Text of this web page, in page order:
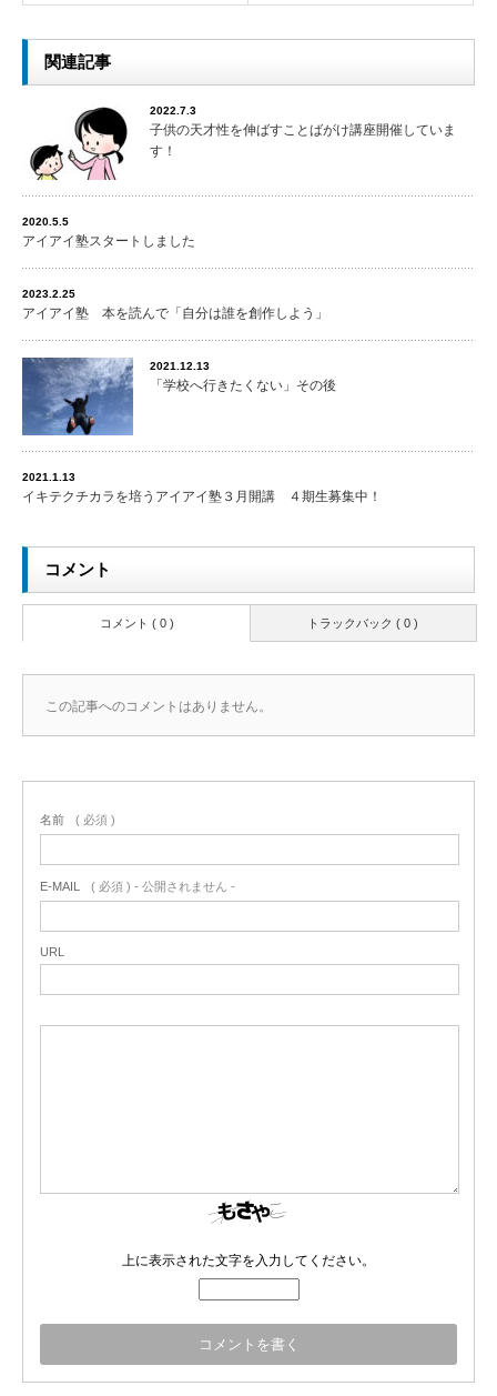
関連記事
2022.7.3
子供の天才性を伸ばすことばがけ講座開催していま
す！
2020.5.5
アイアイ塾スタートしました
2023.2.25
アイアイ塾 本を読んで「自分は誰を創作しよう」
2021.12.13
「学校へ行きたくない」その後
2021.1.13
イキテクチカラを培うアイアイ塾３月開講 ４期生募集中！
コメント
トラックバック ( 0 )
コメント ( 0 )
この記事へのコメントはありません。
名前 ( 必須 )
E-MAIL ( 必須 ) - 公開されません -
URL
上に表示された文字を入力してください。